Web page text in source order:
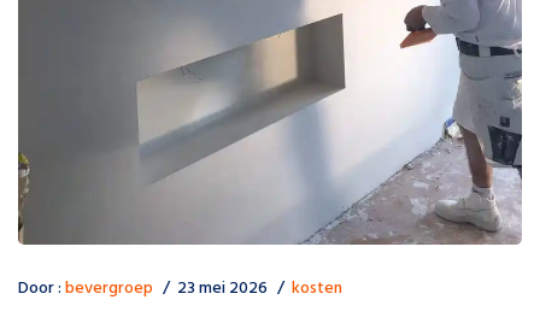
Door :bevergroep 23 mei 2026 kosten